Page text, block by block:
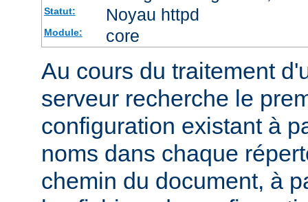
Statut: Noyau httpd
Module: core
Au cours du traitement
serveur recherche le
configuration existant à
noms dans chaque
chemin du document, à